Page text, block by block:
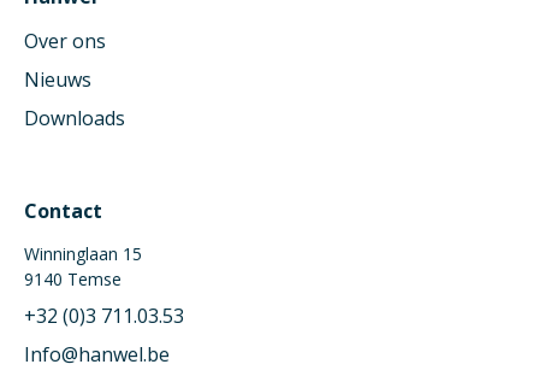
Over ons
Nieuws
Downloads
Contact
Winninglaan 15
9140 Temse
+32 (0)3 711.03.53
Info@hanwel.be